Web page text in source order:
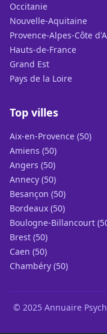
Occitanie
Nouvelle-Aquitaine
Provence-Alpes-Côte
Hauts-de-France
Grand Est
Pays de la Loire
Top villes
Aix-en-Provence (50)
Amiens (50)
Angers (50)
Annecy (50)
Besançon (50)
Bordeaux (50)
Boulogne-Billancourt
Brest (50)
Caen (50)
Chambéry (50)
© 2025 Annuaire